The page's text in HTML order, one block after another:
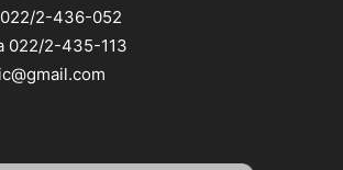
022/2-436-052
022/2-435-113